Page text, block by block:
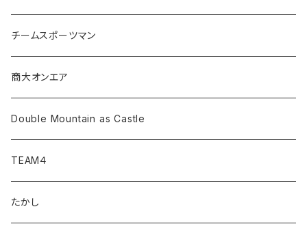
チームスポーツマン
商大オンエア
Double Mountain as Castle
TEAM４
たかし